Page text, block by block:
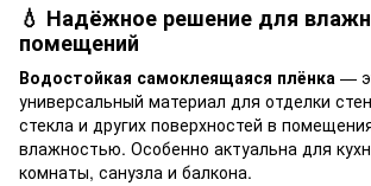
💧 Надёжное решение для
помещений
Водостойкая самоклеящаяся плёнка —
универсальный материал для отделки
стекла и других поверхностей в
влажностью. Особенно актуальна для
комнаты, санузла и балкона.